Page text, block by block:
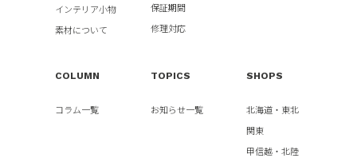
インテリア小物
素材について
保証期間
修理対応
COLUMN
コラム一覧
TOPICS
お知らせ一覧
SHOPS
北海道・東北
関東
甲信越・北陸